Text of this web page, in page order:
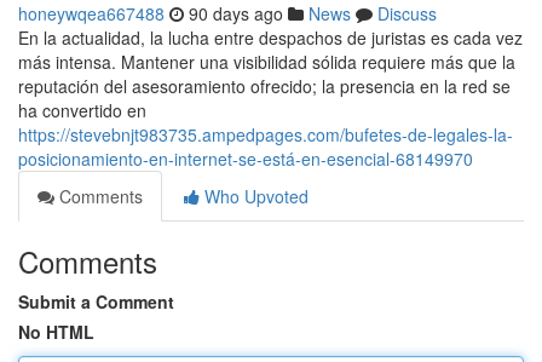
honeywqea667488 90 days ago News
Discuss
En la actualidad, la lucha entre despachos de juristas es cada vez
más intensa. Mantener una visibilidad sólida requiere más que la
reputación del asesoramiento ofrecido; la presencia en la red se
ha convertido en
https://stevebnjt983735.ampedpages.com/bufetes-de-legales-la-
posicionamiento-en-internet-se-está-en-esencial-68149970
Comments
Who Upvoted
Comments
Submit a Comment
No HTML